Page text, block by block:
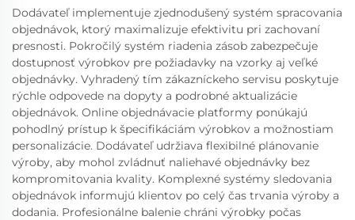
Dodávateľ implementuje zjednodušený systém spracovania
objednávok, ktorý maximalizuje efektivitu pri zachovaní
presnosti. Pokročilý systém riadenia zásob zabezpečuje
dostupnosť výrobkov pre požiadavky na vzorky aj veľké
objednávky. Vyhradený tím zákazníckeho servisu poskytuje
rýchle odpovede na dopyty a podrobné aktualizácie
objednávok. Online objednávacie platformy ponúkajú
pohodlný prístup k špecifikáciám výrobkov a možnostiam
personalizácie. Dodávateľ udržiava flexibilné plánovanie
výroby, aby mohol zvládnuť naliehavé objednávky bez
kompromitovania kvality. Komplexné systémy sledovania
objednávok informujú klientov po celý čas trvania výroby a
dodania. Profesionálne balenie chráni výrobky počas